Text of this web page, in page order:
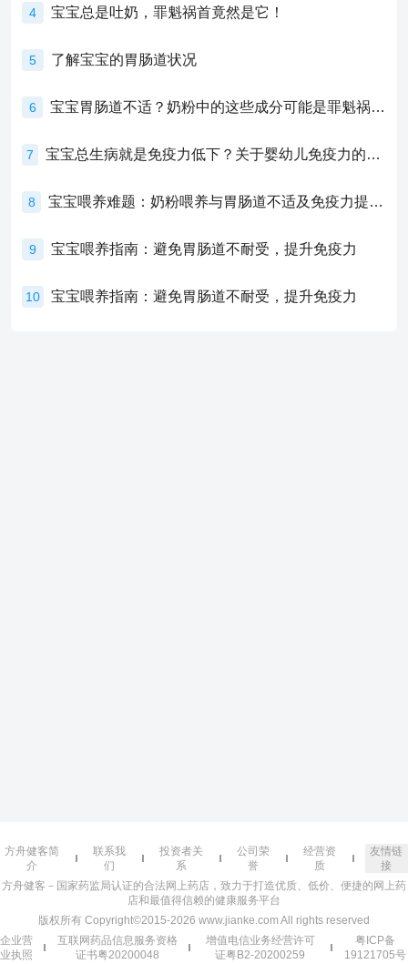
4 宝宝总是吐奶，罪魁祸首竟然是它！
5 了解宝宝的胃肠道状况
6 宝宝胃肠道不适？奶粉中的这些成分可能是罪魁祸首！
7 宝宝总生病就是免疫力低下？关于婴幼儿免疫力的真相，家长必须了解！
8 宝宝喂养难题：奶粉喂养与胃肠道不适及免疫力提升的奥秘
9 宝宝喂养指南：避免胃肠道不耐受，提升免疫力
10 宝宝喂养指南：避免胃肠道不耐受，提升免疫力
方舟健客简
介
联系我
们
投资者关
系
公司荣
誉
经营资
质
友情链
接
方舟健客－国家药监局认证的合法网上药店，致力于打造优质、低价、便捷的网上药
店和最值得信赖的健康服务平台
版权所有 Copyright©2015-2026 www.jianke.com All rights reserved
企业营
业执照
互联网药品信息服务资格
证书粤20200048
增值电信业务经营许可
证粤B2-20200259
粤ICP备
19121705号